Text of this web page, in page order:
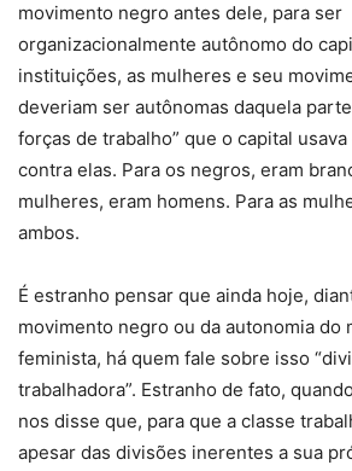
movimento negro antes dele, para ser
organizacionalmente autônomo do
instituições, as mulheres e seu
deveriam ser autônomas daquela
forças de trabalho” que o capital
contra elas. Para os negros, eram
mulheres, eram homens. Para as
ambos.
É estranho pensar que ainda hoje,
movimento negro ou da autonomia do
feminista, há quem fale sobre isso
trabalhadora”. Estranho de fato,
nos disse que, para que a classe
apesar das divisões inerentes a sua